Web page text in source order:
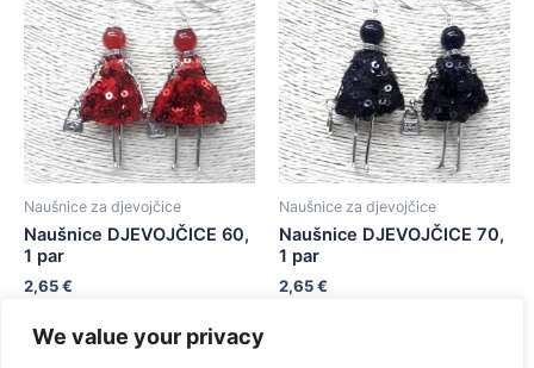
We value your privacy
Naušnice za djevojčice
Naušnice DJEVOJČICE 60,
1 par
2,65€
Dodaj u košaricu
Naušnice za djevojčice
Naušnice DJEVOJČICE 70,
1 par
2,65€